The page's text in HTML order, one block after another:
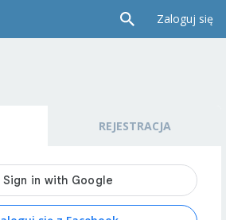
Zaloguj się
REJESTRACJA